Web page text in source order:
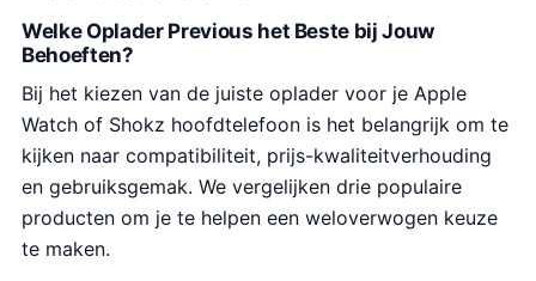
Welke Oplader Previous het Beste bij Jouw
Behoeften?
Bij het kiezen van de juiste oplader voor je Apple
Watch of Shokz hoofdtelefoon is het belangrijk om te
kijken naar compatibiliteit, prijs-kwaliteitverhouding
en gebruiksgemak. We vergelijken drie populaire
producten om je te helpen een weloverwogen keuze
te maken.